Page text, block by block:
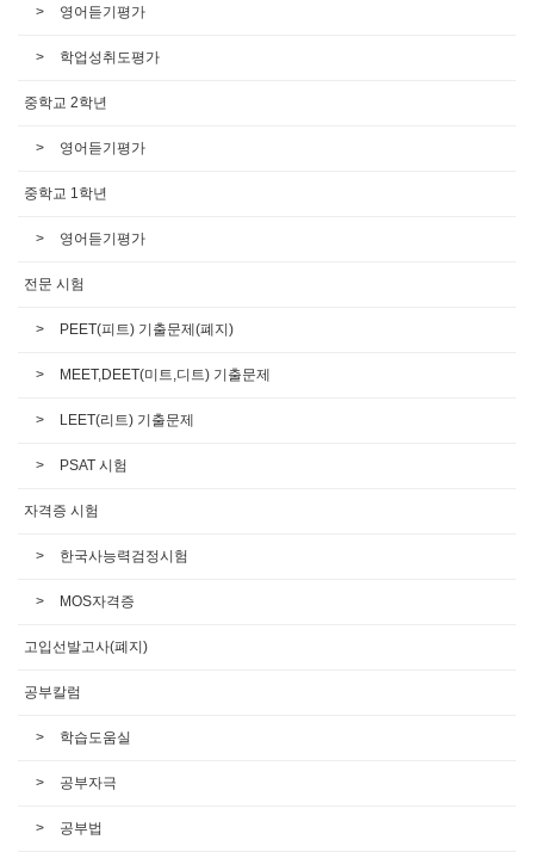
영어듣기평가
학업성취도평가
중학교 2학년
영어듣기평가
중학교 1학년
영어듣기평가
전문 시험
PEET(피트) 기출문제(폐지)
MEET,DEET(미트,디트) 기출문제
LEET(리트) 기출문제
PSAT 시험
자격증 시험
한국사능력검정시험
MOS자격증
고입선발고사(폐지)
공부칼럼
학습도움실
공부자극
공부법